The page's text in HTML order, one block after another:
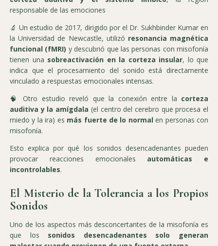
responsable de las emociones
🔬 Un estudio de 2017, dirigido por el Dr. Sukhbinder Kumar en
la Universidad de Newcastle, utilizó resonancia magnética
funcional (fMRI) y descubrió que las personas con misofonía
tienen una sobreactivación en la corteza insular, lo que
indica que el procesamiento del sonido está directamente
vinculado a respuestas emocionales intensas.
🧠 Otro estudio reveló que la conexión entre la corteza
auditiva y la amígdala (el centro del cerebro que procesa el
miedo y la ira) es más fuerte de lo normalen personas con
misofonía.
Esto explica por qué los sonidos desencadenantes pueden
provocar reacciones emocionales automáticas e
incontrolables.
El Misterio de la Tolerancia a los Propios
Sonidos
Uno de los aspectos más desconcertantes de la misofonía es
que los sonidos desencadenantes solo generan